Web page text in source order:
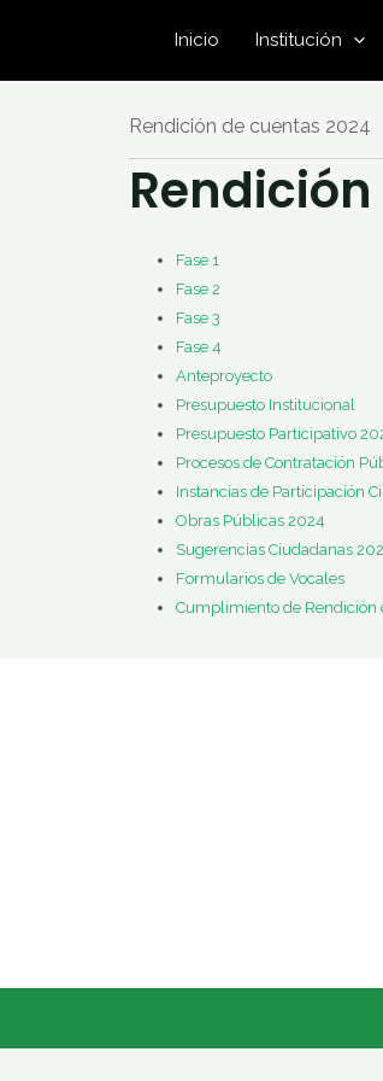
contenido
Inicio Institución
Rendición de cuentas 2024
Fase 1
Fase 2
Fase 3
Fase 4
Anteproyecto
Presupuesto Institucional
Presupuesto Participativo
Procesos de Contratación
Instancias de Participación
Obras Públicas 2024
Sugerencias Ciudadanas
Formularios de Vocales
Cumplimiento de Rendición